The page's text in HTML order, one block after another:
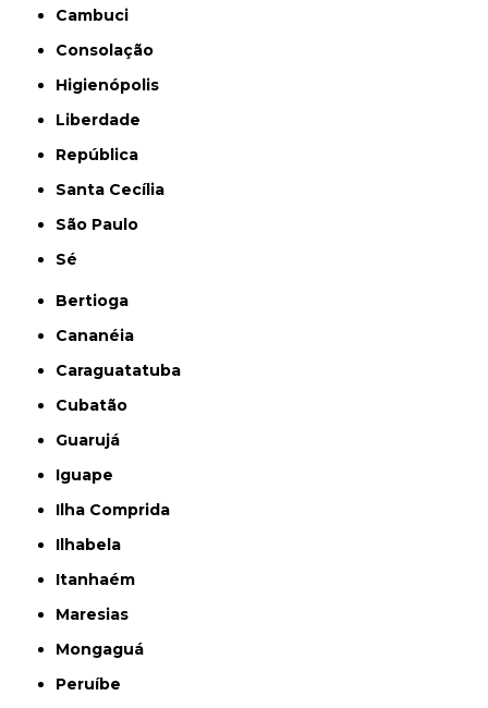
Cambuci
Consolação
Higienópolis
Liberdade
República
Santa Cecília
São Paulo
Sé
Bertioga
Cananéia
Caraguatatuba
Cubatão
Guarujá
Iguape
Ilha Comprida
Ilhabela
Itanhaém
Maresias
Mongaguá
Peruíbe